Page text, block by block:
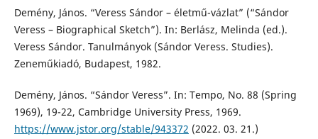
Demény, János. “Veress Sándor – életmű-vázlat” (“Sándor
Veress – Biographical Sketch”). In: Berlász, Melinda (ed.).
Veress Sándor. Tanulmányok (Sándor Veress. Studies).
Zeneműkiadó, Budapest, 1982.
Demény, János. “Sándor Veress”. In: Tempo, No. 88 (Spring
1969), 19-22, Cambridge University Press, 1969.
https://www.jstor.org/stable/943372 (2022. 03. 21.)